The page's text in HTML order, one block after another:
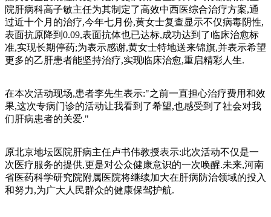
院肝病科高子敏主任为其制定了高效中西医综合治疗方案,通
过近十个月的治疗,今年七月份,黄女士复查显示不仅病毒阴性,
表面抗原降到0.09,表面抗体也已达标,成功达到了临床治愈标
准,实现长期停药;为表示感谢,黄女士特地送来锦旗,并表示希望
更多的乙肝患者能坚持治疗,实现临床治愈,重启精彩人生.
在本次活动现场,患者李先生表示:"之前一直担心治疗费用和效
果,这次专病门诊的活动让我看到了希望,也感受到了社会对我
们肝病患者的关爱."
原北京地坛医院肝病主任卢书伟教授表示:此次活动不仅是一
次医疗服务的提供,更是对公众健康意识的一次唤醒.未来,河南
省医药科学研究院附属医院将继续加大在肝病防治领域的投入
和努力,为广大人民群众的健康保驾护航.